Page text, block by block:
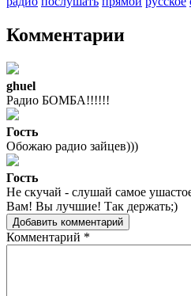
Комментарии
ghuel
Радио БОМБА!!!!!!
Гость
Обожаю радио зайцев)))
Гость
Не скучай - слушай самое
Вам! Вы лучшие! Так держать;)
Добавить комментарий
Комментарий *